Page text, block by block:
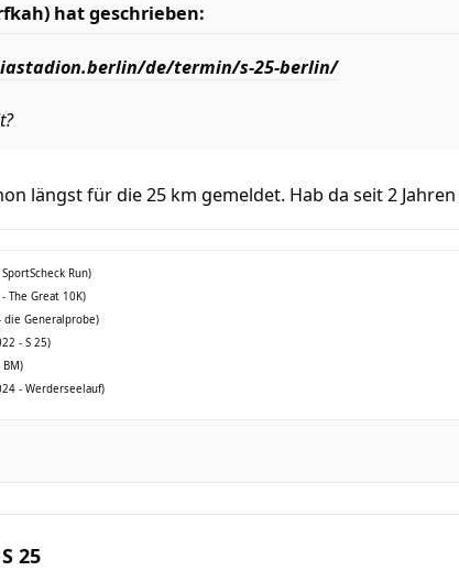
hat geschrieben:
de/termin/s-25-berlin/
längst für die 25 km gemeldet. Hab da seit 2
Run)
The Great 10K)
die Generalprobe)
- S 25)
- Werderseelauf)
25